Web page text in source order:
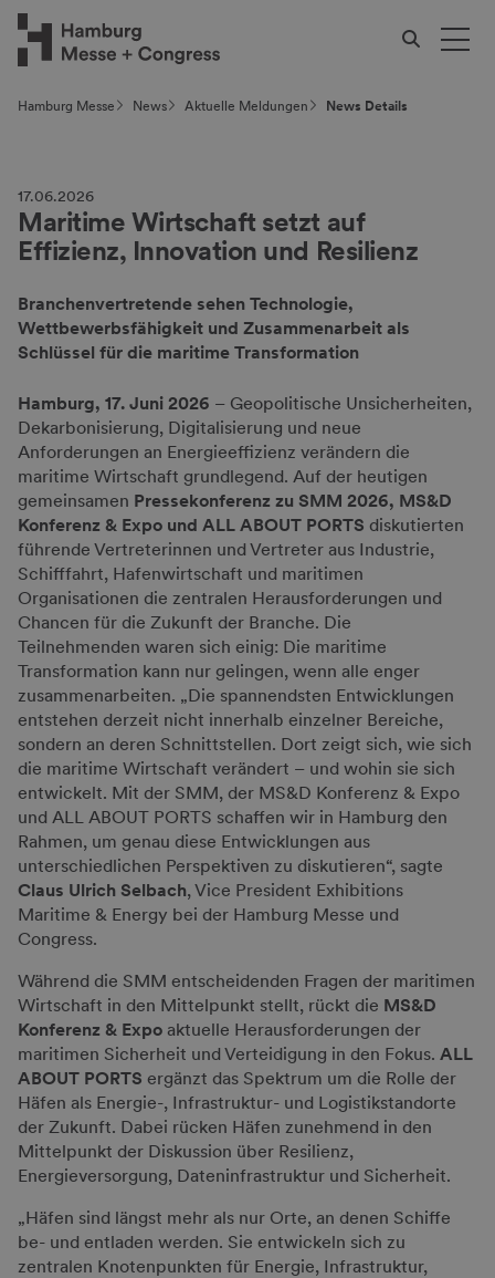
Hamburg Messe News Aktuelle Meldungen News Details
17.06.2026
Maritime Wirtschaft setzt auf
Effizienz, Innovation und Resilienz
Branchenvertretende sehen Technologie,
Wettbewerbsfähigkeit und Zusammenarbeit als
Schlüssel für die maritime Transformation
Hamburg, 17. Juni 2026 – Geopolitische Unsicherheiten,
Dekarbonisierung, Digitalisierung und neue
Anforderungen an Energieeffizienz verändern die
maritime Wirtschaft grundlegend. Auf der heutigen
gemeinsamen Pressekonferenz zu SMM 2026, MS&D
Konferenz & Expo und ALL ABOUT PORTS diskutierten
führende Vertreterinnen und Vertreter aus Industrie,
Schifffahrt, Hafenwirtschaft und maritimen
Organisationen die zentralen Herausforderungen und
Chancen für die Zukunft der Branche. Die
Teilnehmenden waren sich einig: Die maritime
Transformation kann nur gelingen, wenn alle enger
zusammenarbeiten. „Die spannendsten Entwicklungen
entstehen derzeit nicht innerhalb einzelner Bereiche,
sondern an deren Schnittstellen. Dort zeigt sich, wie sich
die maritime Wirtschaft verändert – und wohin sie sich
entwickelt. Mit der SMM, der MS&D Konferenz & Expo
und ALL ABOUT PORTS schaffen wir in Hamburg den
Rahmen, um genau diese Entwicklungen aus
unterschiedlichen Perspektiven zu diskutieren“, sagte
Claus Ulrich Selbach, Vice President Exhibitions
Maritime & Energy bei der Hamburg Messe und
Congress.
Während die SMM entscheidenden Fragen der maritimen
Wirtschaft in den Mittelpunkt stellt, rückt die MS&D
Konferenz & Expo aktuelle Herausforderungen der
maritimen Sicherheit und Verteidigung in den Fokus. ALL
ABOUT PORTS ergänzt das Spektrum um die Rolle der
Häfen als Energie-, Infrastruktur- und Logistikstandorte
der Zukunft. Dabei rücken Häfen zunehmend in den
Mittelpunkt der Diskussion über Resilienz,
Energieversorgung, Dateninfrastruktur und Sicherheit.
„Häfen sind längst mehr als nur Orte, an denen Schiffe
be- und entladen werden. Sie entwickeln sich zu
zentralen Knotenpunkten für Energie, Infrastruktur,